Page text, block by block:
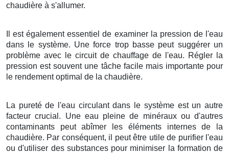
chaudière à s'allumer.
Il est également essentiel de examiner la pression de l'eau
dans le système. Une force trop basse peut suggérer un
problème avec le circuit de chauffage de l'eau. Régler la
pression est souvent une tâche facile mais importante pour
le rendement optimal de la chaudière.
La pureté de l'eau circulant dans le système est un autre
facteur crucial. Une eau pleine de minéraux ou d'autres
contaminants peut abîmer les éléments internes de la
chaudière. Par conséquent, il peut être utile de purifier l'eau
ou d'utiliser des substances pour minimiser la formation de